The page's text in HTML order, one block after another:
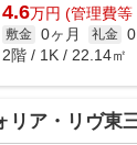
4.6万円 (管理費等
敷金 0ヶ月 礼金
2階 / 1K / 22.14㎡
ア・リヴ東三国駅前